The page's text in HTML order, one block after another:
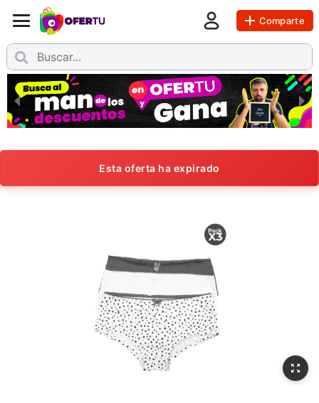
Comparte
Esta oferta ha expirado